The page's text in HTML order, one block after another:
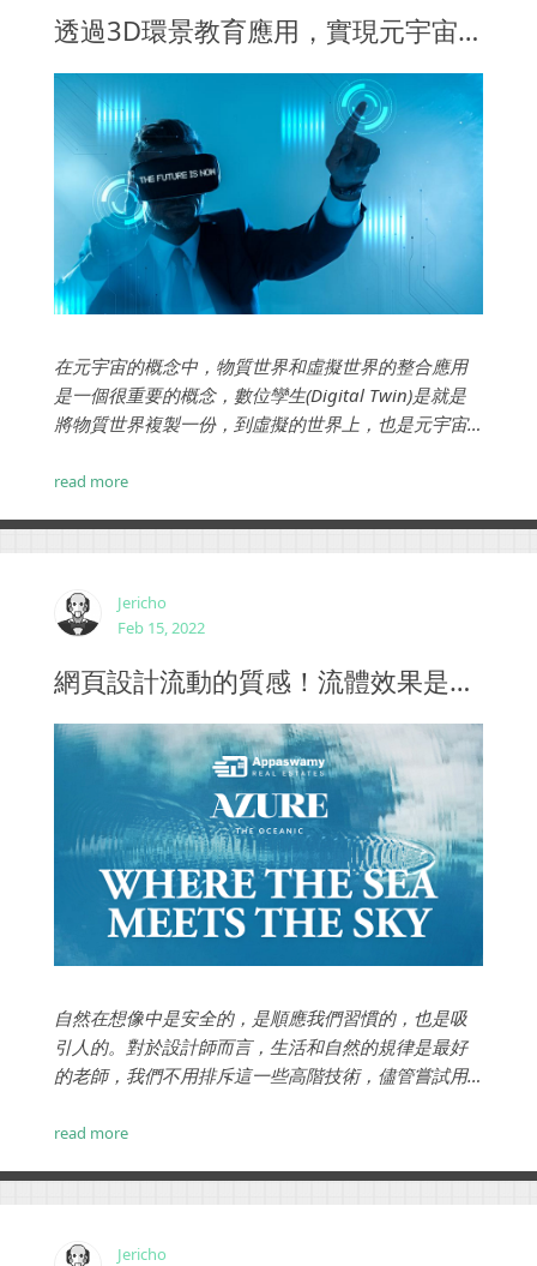
透過3D環景教育應用，實現元宇宙概念
在元宇宙的概念中，物質世界和虛擬世界的整合應用
是一個很重要的概念，數位孿生(Digital Twin)是就是
將物質世界複製一份，到虛擬的世界上，也是元宇宙
已經初步實現了數位孿生。...
read more
Jericho
Feb 15, 2022
網頁設計流動的質感！流體效果是怎樣賦予頁面生命力
自然在想像中是安全的，是順應我們習慣的，也是吸
引人的。對於設計師而言，生活和自然的規律是最好
的老師，我們不用排斥這一些高階技術，儘管嘗試用
各位設計師們分享...
read more
Jericho